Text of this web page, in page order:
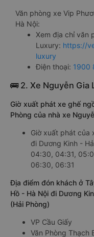
Văn phòng xe Vip
Hà Nội:
Xem địa chỉ văn
Luxury: https://
luxury
Điện thoại: 1900
🚌 2. Xe Nguyễn Gia
Giờ xuất phát xe ghế
Phòng của nhà xe
Giờ xuất phát của
đi Dương Kinh -
04:30, 04:31,
06:30, 06:31
Địa điểm đón khách ở
Hồ - Hà Nội đi Dương
(Hải Phòng)
VP Cầu Giấy
Văn Phòng Thạch